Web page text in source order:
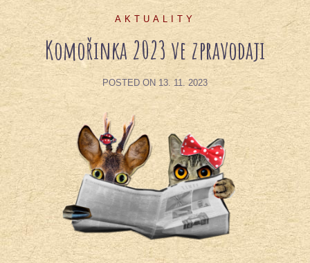
AKTUALITY
Komořinka 2023 ve zpravodaji
POSTED ON 13. 11. 2023